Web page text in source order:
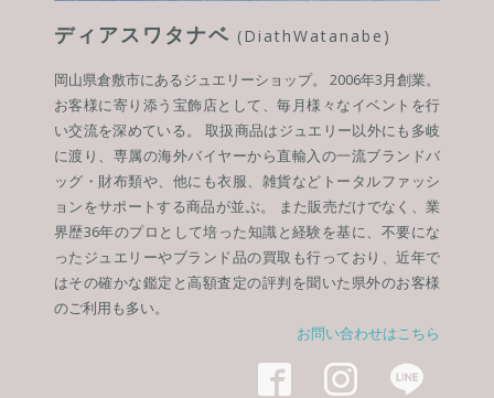
ディアスワタナベ (DiathWatanabe)
岡山県倉敷市にあるジュエリーショップ。 2006年3月創業。
お客様に寄り添う宝飾店として、毎月様々なイベントを行
い交流を深めている。 取扱商品はジュエリー以外にも多岐
に渡り、専属の海外バイヤーから直輸入の一流ブランドバ
ッグ・財布類や、他にも衣服、雑貨などトータルファッシ
ョンをサポートする商品が並ぶ。 また販売だけでなく、業
界歴36年のプロとして培った知識と経験を基に、不要にな
ったジュエリーやブランド品の買取も行っており、近年で
はその確かな鑑定と高額査定の評判を聞いた県外のお客様
のご利用も多い。
お問い合わせはこちら
  